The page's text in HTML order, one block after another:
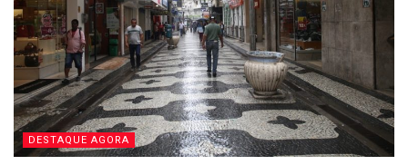
DESTAQUE AGORA